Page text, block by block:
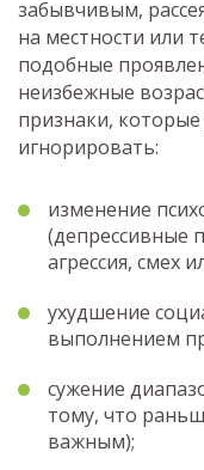
забывчивым,
на местности или
подобные
неизбежные
признаки, которые
игнорировать:
изменение
(депрессивные
агрессия, смех
ухудшение
выполнением
сужение
тому, что
важным);